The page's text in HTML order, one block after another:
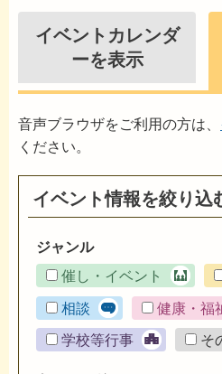
イベントカレンダ
ーを表示
音声ブラウザをご利用の方は、
ください。
イベント情報を絞り込
ジャンル
催し・イベント
相談 健康・福
学校等行事 そ